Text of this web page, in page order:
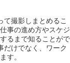
て撮影しまとめるこ
事の進め方やスケジ
るまで知ることがで
だけでなく、ワーク
す。